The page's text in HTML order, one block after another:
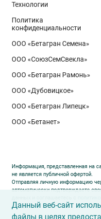
средства защиты и
Агрохим». Но сейчас
систему новый
использованием
Г. Строна, который
технологию (автор –
отношение к
нём потенциала силы
важно?
который
семян, а также степень
показывают
роста более устойчивы
неблагоприятных
Технологии
Политика
конфиденциальности
ООО «Бетагран Семена»
ООО «СоюзСемСвекла»
ООО «Бетагран Рамонь»
ООО «Дубовицкое»
ООО «Бетагран Липецк»
ООО «Бетанет»
Информация, представленная на
не является публичной офертой.
Отправляя личную информацию
автоматически подтверждаете
Данный веб-сайт
файлы в целях